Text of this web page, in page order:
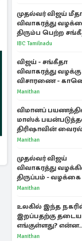
முதல்வர் விஜய்
விவாகரத்து
திரும்ப பெற்ற
IBC Tamilnadu
விஜய் - சங்கீதா
விவாகரத்து
விசாரணை -
மூலம் ஆஜராக
Manithan
விமானப்
மாஸ்க்
திரிஷாவின்
செல்ஃபிக்கு
Manithan
முதல்வர் விஜய்
விவாகரத்து
திருப்பம் -
பெற்ற சங்கீதா!
Manithan
உலகில் இந்த
இறப்பதற்கு
எங்குள்ளது? என்ன
காரணம் தெரியுமா?
Manithan